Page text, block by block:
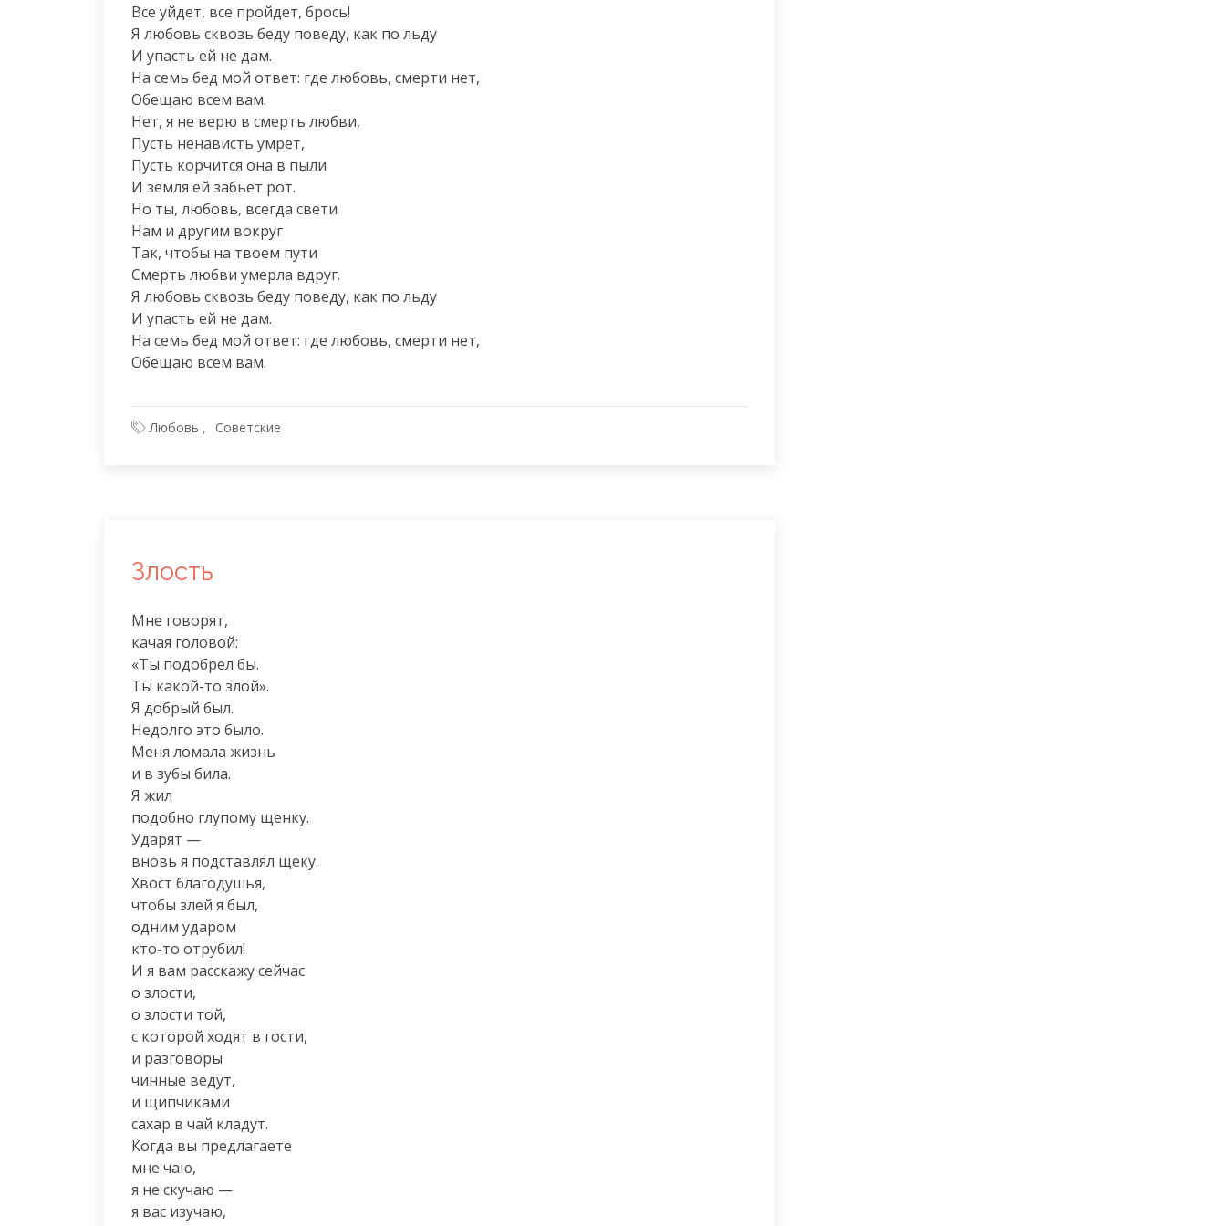
Все уйдет, все пройдет, брось!
Я любовь сквозь беду поведу, как по льду
И упасть ей не дам.
На семь бед мой ответ: где любовь, смерти нет,
Обещаю всем вам.
Нет, я не верю в смерть любви,
Пусть ненависть умрет,
Пусть корчится она в пыли
И земля ей забьет рот.
Но ты, любовь, всегда свети
Нам и другим вокруг
Так, чтобы на твоем пути
Смерть любви умерла вдруг.
Я любовь сквозь беду поведу, как по льду
И упасть ей не дам.
На семь бед мой ответ: где любовь, смерти нет,
Обещаю всем вам.
Любовь Советские
Злость
Мне говорят,
качая головой:
«Ты подобрел бы.
Ты какой-то злой».
Я добрый был.
Недолго это было.
Меня ломала жизнь
и в зубы била.
Я жил
подобно глупому щенку.
Ударят —
вновь я подставлял щеку.
Хвост благодушья,
чтобы злей я был,
одним ударом
кто-то отрубил!
И я вам расскажу сейчас
о злости,
о злости той,
с которой ходят в гости,
и разговоры
чинные ведут,
и щипчиками
сахар в чай кладут.
Когда вы предлагаете
мне чаю,
я не скучаю —
я вас изучаю,